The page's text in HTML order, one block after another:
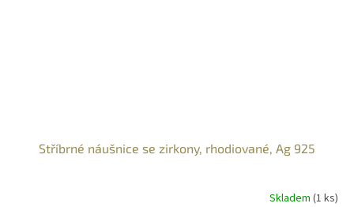
Stříbrné náušnice se zirkony, rhodiované, Ag 925
Skladem (1 ks)